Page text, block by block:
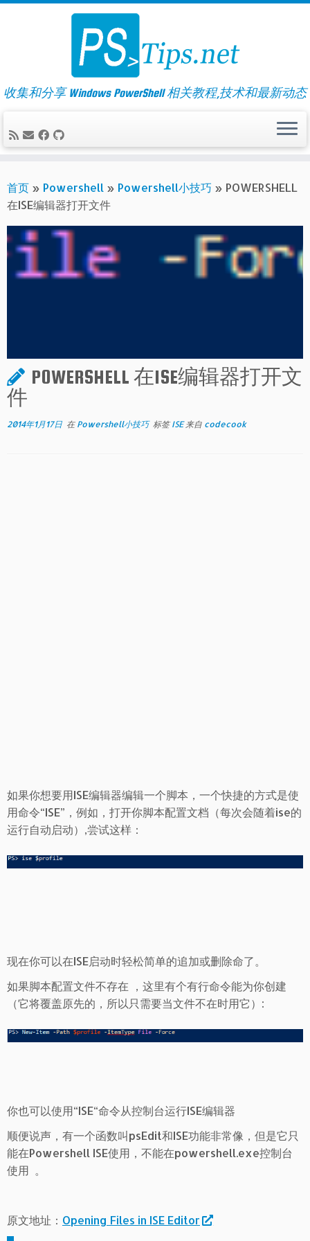
Skip
收集和分享 Windows PowerShell 相关教程,技术和最新动态
首页 » Powershell » Powershell小技巧 » POWERSHELL
在ISE编辑器打开文件
POWERSHELL 在ISE编辑器打开文
件
2014年1月17日 在 Powershell小技巧 标签ISE来自 codecook
如果你想要用ISE编辑器编辑一个脚本，一个快捷的方式是使
用命令“ISE”，例如，打开你脚本配置文档（每次会随着ise的
运行自动启动）,尝试这样：
现在你可以在ISE启动时轻松简单的追加或删除命了。
如果脚本配置文件不存在 ，这里有个有行命令能为你创建
（它将覆盖原先的，所以只需要当文件不在时用它）:
你也可以使用“ISE“命令从控制台运行ISE编辑器
顺便说声，有一个函数叫psEdit和ISE功能非常像，但是它只
能在Powershell ISE使用，不能在powershell.exe控制台
使用 。
原文地址： Opening Files in ISE Editor